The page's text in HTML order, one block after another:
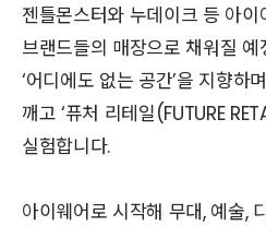
젠틀몬스터와 누데이크 등 아
브랜드들의 매장으로 채워질
‘어디에도 없는 공간’을 지향하
깨고 ‘퓨처 리테일(FUTURE
실험합니다.
아이웨어로 시작해 무대, 예술,